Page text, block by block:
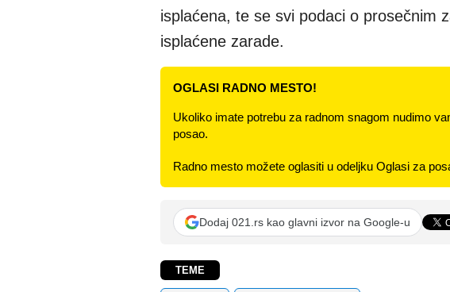
isplaćena, te se svi podaci o prosečnim
isplaćene zarade.
OGLASI RADNO MESTO!
Ukoliko imate potrebu za radnom snagom nudimo
posao.
Radno mesto možete oglasiti u odeljku Oglasi za
Dodaj 021.rs kao glavni izvor na Google-u
TEME